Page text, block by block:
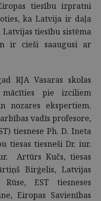
tiesību izpratni
ka Latvija ir daļa
tiesību sistēma
ir cieši saaugusi ar
RJA Vasaras skolas
pie izciliem
nozares ekspertiem.
vadīs profesore,
tiesnese Ph. D. Ineta
tiesas tiesneši Dr. iur.
Artūrs Kučs, tiesas
Birģelis, Latvijas
EST tiesneses
Eiropas Savienības